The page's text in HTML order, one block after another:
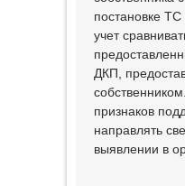
постановке
учет
ДКП,
признаков
направлять
выявлении в